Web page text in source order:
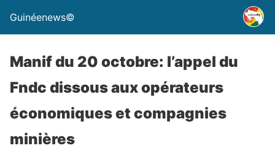
Guinéenews©
Manif du 20 octobre: l’appel du
Fndc dissous aux opérateurs
économiques et compagnies
minières